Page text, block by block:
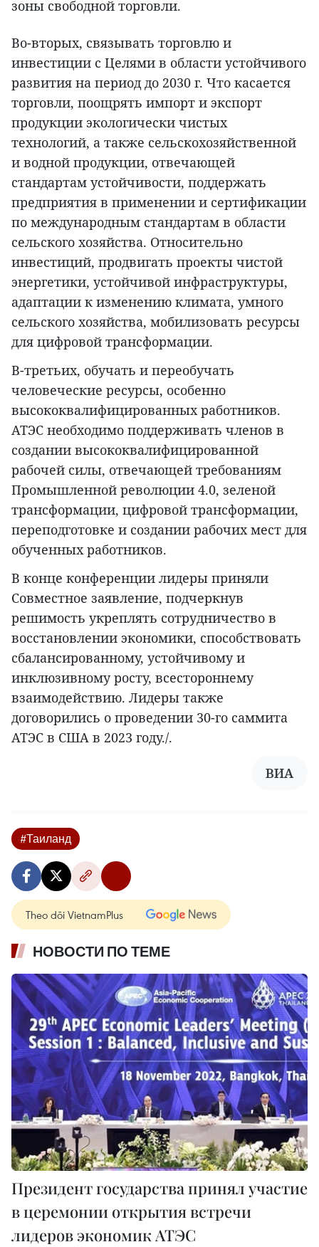
зоны свободной торговли.
Во-вторых, связывать торговлю и
инвестиции с Целями в области устойчивого
развития на период до 2030 г. Что касается
торговли, поощрять импорт и экспорт
продукции экологически чистых
технологий, а также сельскохозяйственной
и водной продукции, отвечающей
стандартам устойчивости, поддержать
предприятия в применении и сертификации
по международным стандартам в области
сельского хозяйства. Относительно
инвестиций, продвигать проекты чистой
энергетики, устойчивой инфраструктуры,
адаптации к изменению климата, умного
сельского хозяйства, мобилизовать ресурсы
для цифровой трансформации.
В-третьих, обучать и переобучать
человеческие ресурсы, особенно
высококвалифицированных работников.
АТЭС необходимо поддерживать членов в
создании высококвалифицированной
рабочей силы, отвечающей требованиям
Промышленной революции 4.0, зеленой
трансформации, цифровой трансформации,
переподготовке и создании рабочих мест для
обученных работников.
В конце конференции лидеры приняли
Совместное заявление, подчеркнув
решимость укреплять сотрудничество в
восстановлении экономики, способствовать
сбалансированному, устойчивому и
инклюзивному росту, всестороннему
взаимодействию. Лидеры также
договорились о проведении 30-го саммита
АТЭС в США в 2023 году./.
ВИА
#Таиланд
Theo dõi VietnamPlus
НОВОСТИ ПО ТЕМЕ
Президент государства принял участие
в церемонии открытия встречи
лидеров экономик АТЭС